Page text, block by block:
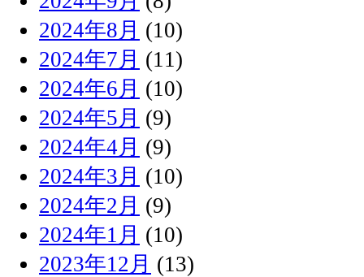
2024年8月 (10)
2024年7月 (11)
2024年6月 (10)
2024年5月 (9)
2024年4月 (9)
2024年3月 (10)
2024年2月 (9)
2024年1月 (10)
2023年12月 (13)